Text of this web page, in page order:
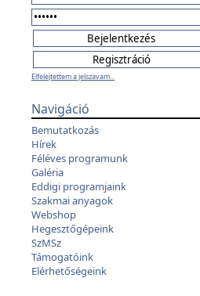
Elfelejtettem a jelszavam...
Navigáció
Bemutatkozás
Hírek
Féléves programunk
Galéria
Eddigi programjaink
Szakmai anyagok
Webshop
Hegesztőgépeink
SzMSz
Támogatóink
Elérhetőségeink